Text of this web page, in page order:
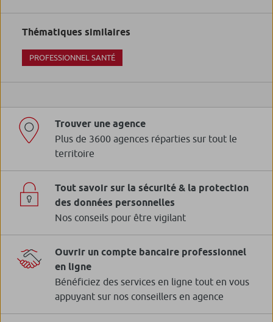
Thématiques similaires
PROFESSIONNEL SANTÉ
Trouver une agence
Plus de 3600 agences réparties sur tout le
territoire
Tout savoir sur la sécurité & la protection
des données personnelles
Nos conseils pour être vigilant
Ouvrir un compte bancaire professionnel
en ligne
Bénéficiez des services en ligne tout en vous
appuyant sur nos conseillers en agence